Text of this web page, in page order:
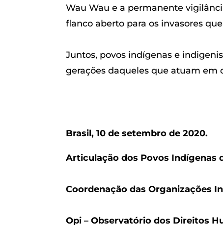
Wau Wau e a permanente
flanco aberto para os invasores
Juntos, povos indígenas e
gerações daqueles que atuam em
Brasil, 10 de setembro de 2020.
Articulação dos Povos Indígenas
Coordenação das Organizações
Opi – Observatório dos Direitos